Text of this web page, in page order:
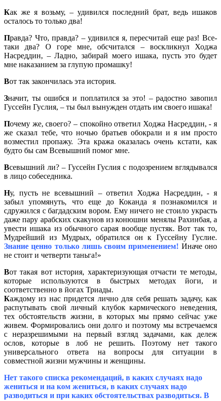
Как же я возьму, – удивился последний брат, ведь ишаков
осталось то только два!
Правда? Что, правда? – удивился я, пересчитай еще раз! Все-
таки два? О горе мне, обсчитался – воскликнул Ходжа
Насреддин, – Ладно, забирай моего ишака, пусть это будет
мне наказанием за глупую промашку!
Вот так закончилась эта история.
Значит, ты ошибся и поплатился за это! – радостно завопил
Гуссейн Гуслия, – ты был вынужден отдать им своего ишака!
Почему же, своего? – спокойно ответил Ходжа Насреддин, - я
же сказал тебе, что ночью братьев обокрали и я им просто
возместил пропажу. Эта кража оказалась очень кстати, как
будто бы сам Всевышний помог мне.
Всевышний ли? – Гуссейн Гуслия с подозрением вглядывался
в лицо собеседника.
Ну, пусть не всевышний – ответил Ходжа Насреддин, - я
забыл упомянуть, что еще до Коканда я познакомился и
сдружился с багдадским вором. Ему ничего не стоило украсть
даже пару арабских скакунов из конюшни менялы Рахинбая, а
увести ишака из обычного сарая вообще пустяк. Вот так то,
Мудрейший из Мудрых, обратился он к Гуссейну Гуслие.
Знание ценно только лишь своим применением! Иначе оно
не стоит и четверти таньга!»
Вот такая вот история, характеризующая отчасти те методы,
которые используются в быстрых методах йоги, и
соответственно в йогах Триады.
Каждому из нас придется лично для себя решать задачу, как
распутывать свой личный клубок кармического неведения,
тех обстоятельств жизни, в которых мы прямо сейчас уже
живем. Формировались они долго и поэтому мы встречаемся
с неразрешимыми на первый взгляд задачами, как дележ
ослов, которые в лоб не решить. Поэтому нет такого
универсального ответа на вопросы для ситуации в
совместной жизни мужчины и женщины.
Нет такого списка рекомендаций, в каких случаях надо
жениться и на ком жениться, в каких случаях надо
разводиться и при каких обстоятельствах разводиться. В